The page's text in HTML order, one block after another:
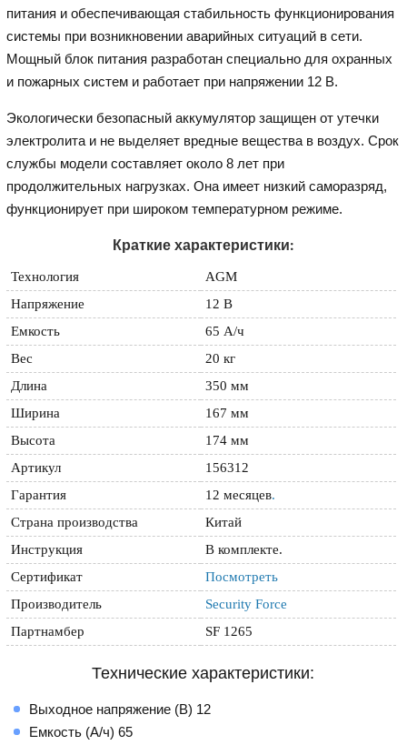
питания и обеспечивающая стабильность функционирования
системы при возникновении аварийных ситуаций в сети.
Мощный блок питания разработан специально для охранных
и пожарных систем и работает при напряжении 12 В.
Экологически безопасный аккумулятор защищен от утечки
электролита и не выделяет вредные вещества в воздух. Срок
службы модели составляет около 8 лет при
продолжительных нагрузках. Она имеет низкий саморазряд,
функционирует при широком температурном режиме.
Краткие характеристики:
Технология
AGM
Напряжение
12 В
Емкость
65 А/ч
Вес
20 кг
Длина
350 мм
Ширина
167 мм
Высота
174 мм
Артикул
156312
Гарантия
12 месяцев.
Страна производства
Китай
Инструкция
В комплекте.
Сертификат
Посмотреть
Производитель
Security Force
Партнамбер
SF 1265
Технические характеристики:
Выходное напряжение (В) 12
Емкость (А/ч) 65